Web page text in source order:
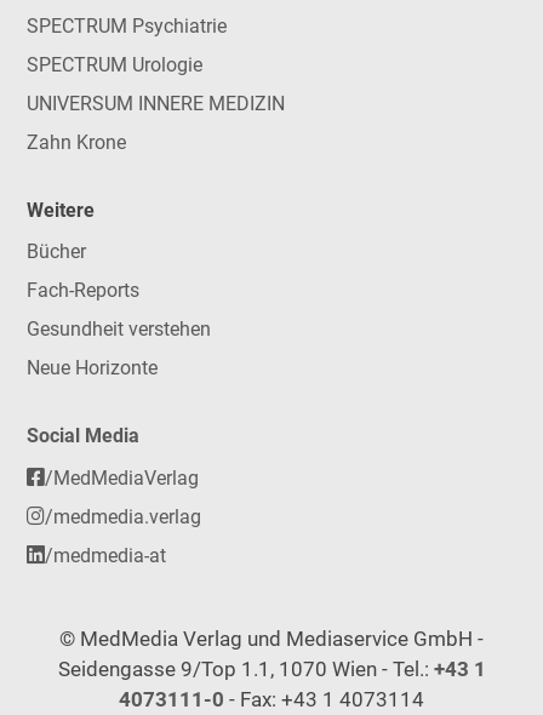
SPECTRUM Psychiatrie
SPECTRUM Urologie
UNIVERSUM INNERE MEDIZIN
Zahn Krone
Weitere
Bücher
Fach-Reports
Gesundheit verstehen
Neue Horizonte
Social Media
/MedMediaVerlag
/medmedia.verlag
/medmedia-at
© MedMedia Verlag und Mediaservice GmbH -
Seidengasse 9/Top 1.1, 1070 Wien - Tel.: +43 1
4073111-0 - Fax: +43 1 4073114